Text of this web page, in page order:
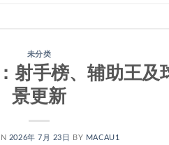
未分类
射手榜、辅助王及
景更新
2026年 7月 23日 BY MACAU1